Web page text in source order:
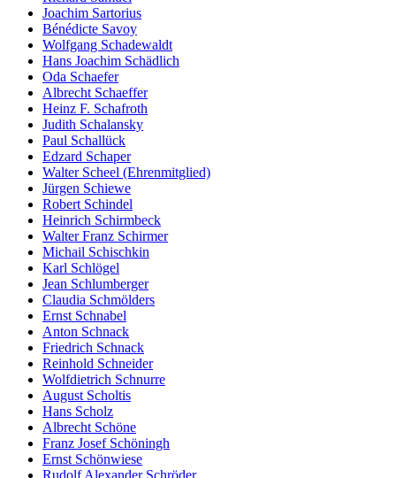
Joachim Sartorius
Bénédicte Savoy
Wolfgang Schadewaldt
Hans Joachim Schädlich
Oda Schaefer
Albrecht Schaeffer
Heinz F. Schafroth
Judith Schalansky
Paul Schallück
Edzard Schaper
Walter Scheel (Ehrenmitglied)
Jürgen Schiewe
Robert Schindel
Heinrich Schirmbeck
Walter Franz Schirmer
Michail Schischkin
Karl Schlögel
Jean Schlumberger
Claudia Schmölders
Ernst Schnabel
Anton Schnack
Friedrich Schnack
Reinhold Schneider
Wolfdietrich Schnurre
August Scholtis
Hans Scholz
Albrecht Schöne
Franz Josef Schöningh
Ernst Schönwiese
Rudolf Alexander Schröder